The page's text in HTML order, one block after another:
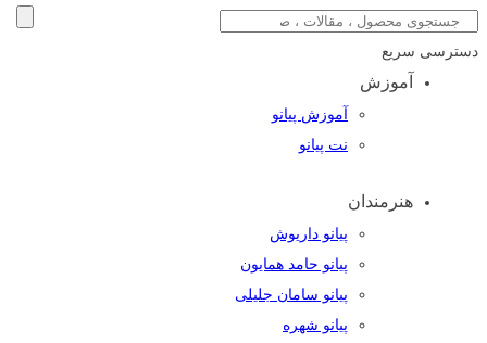
دسترسی سریع
آموزش
آموزش پیانو
نت پیانو
هنرمندان
پیانو داریوش
پیانو حامد همایون
پیانو سامان جلیلی
پیانو شهره